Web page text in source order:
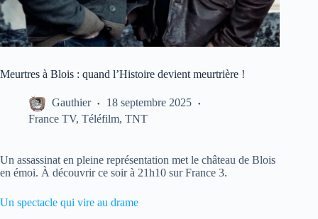
Meurtres à Blois : quand l’Histoire devient meurtrière !
Gauthier
18 septembre 2025
France TV, Téléfilm, TNT
Un assassinat en pleine représentation met le château de Blois
en émoi. À découvrir ce soir à 21h10 sur France 3.
Un spectacle qui vire au drame